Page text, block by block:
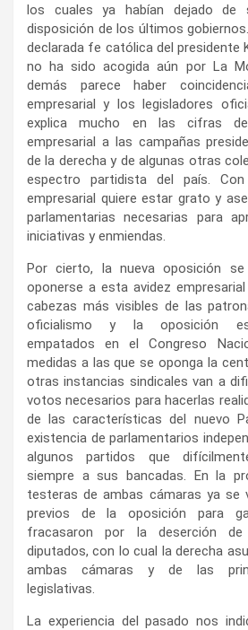
los cuales ya habían dejado de
disposición de los últimos
declarada fe católica del presidente
no ha sido acogida aún por La
demás parece haber
empresarial y los legisladores
explica mucho en las cifras
empresarial a las campañas
de la derecha y de algunas otras
espectro partidista del país.
empresarial quiere estar grato y
parlamentarias necesarias para
iniciativas y enmiendas.
Por cierto, la nueva oposición
oponerse a esta avidez
cabezas más visibles de las
oficialismo y la oposición
empatados en el Congreso
medidas a las que se oponga la
otras instancias sindicales van a
votos necesarios para hacerlas
de las características del nuevo
existencia de parlamentarios
algunos partidos que
siempre a sus bancadas. En la
testeras de ambas cámaras ya se
previos de la oposición para
fracasaron por la deserción de
diputados, con lo cual la derecha
ambas cámaras y de las
legislativas.
La experiencia del pasado nos